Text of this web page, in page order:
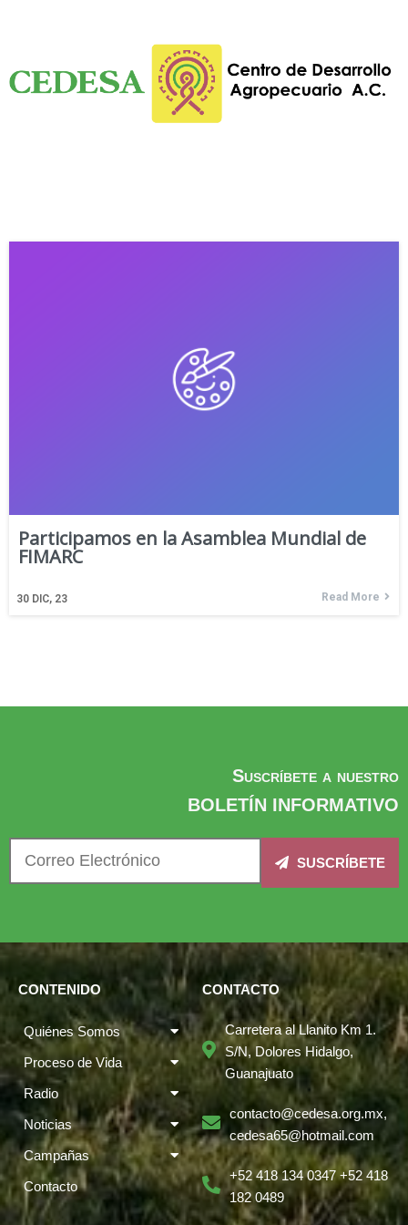
Participamos en la Asamblea Mundial de
FIMARC
30 DIC, 23 Read More
Suscríbete a nuestro
BOLETÍN INFORMATIVO
SUSCRÍBETE
CONTENIDO
Quiénes Somos
Proceso de Vida
Radio
Noticias
Campañas
Contacto
CONTACTO
Carretera al Llanito Km 1.
S/N, Dolores Hidalgo,
Guanajuato
contacto@cedesa.org.mx,
cedesa65@hotmail.com
+52 418 134 0347 +52 418
182 0489